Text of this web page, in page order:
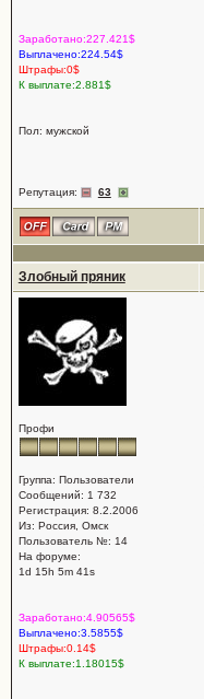
Заработано:227.421$
Выплачено:224.54$
Штрафы:0$
К выплате:2.881$
Пол: мужской
Репутация: 63
Злобный пряник
Профи
Группа: Пользователи
Сообщений: 1 732
Регистрация: 8.2.2006
Из: Россия, Омск
Пользователь №: 14
На форуме:
1d 15h 5m 41s
Заработано:4.90565$
Выплачено:3.5855$
Штрафы:0.14$
К выплате:1.18015$